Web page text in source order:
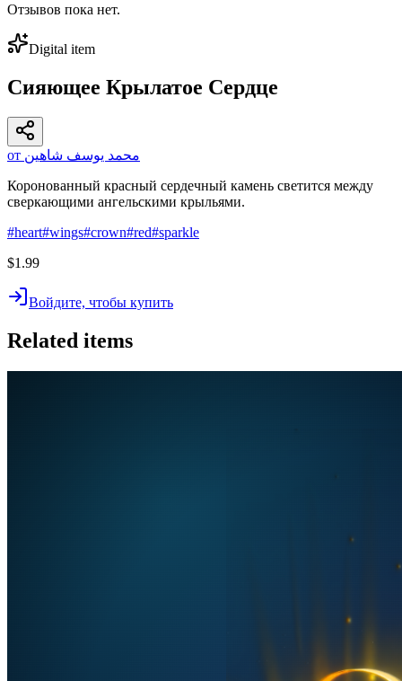
Отзывов пока нет.
Digital item
Сияющее Крылатое Сердце
от محمد يوسف شاهين
Коронованный красный сердечный камень светится между
сверкающими ангельскими крыльями.
#heart#wings#crown#red#sparkle
$1.99
Войдите, чтобы купить
Related items